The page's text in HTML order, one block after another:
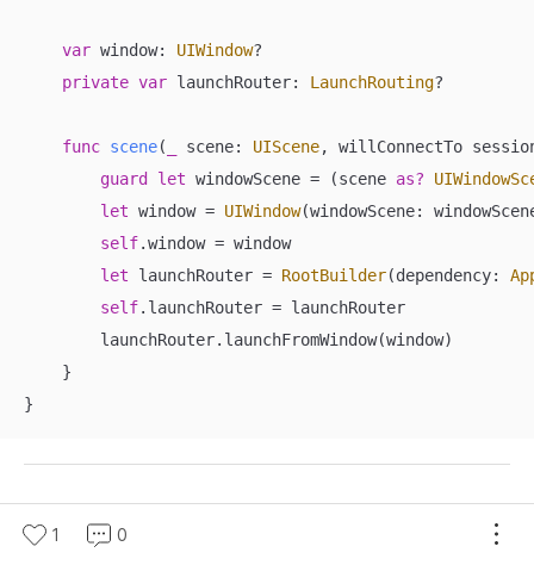
var window: UIWindow?
private var launchRouter: LaunchRouting?
func scene( scene: UIScene, willConnectTo
guard
let windowScene = (scene as?
let window = UIWindow(windowScene:
self.window = window
let launchRouter = RootBuilder(dependency:
self.launchRouter = launchRouter
        launchRouter.launchFromWindow(window)
    }
}
AppComponent
1 0